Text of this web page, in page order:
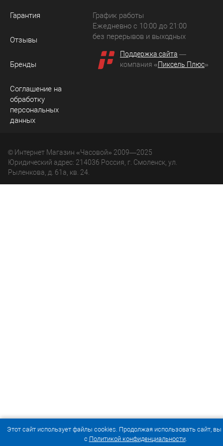
Гарантия
Отзывы
Бренды
Соглашение на
обработку
персональных
данных
График работы
Ежедневно с 10:00 до 21:00
без перерывов и выходных
Поддержка сайта —
компания «Пиксель Плюс»
© Интернет Магазин «Часовой» 2009—2025
Юридический адрес: 214036 Россия, г. Смоленск, ул.
Рыленкова, д. 61а, кв. 24.
Этот сайт использует файлы cookies. Продолжая использовать сайт, вы
с Политикой конфиденциальности.